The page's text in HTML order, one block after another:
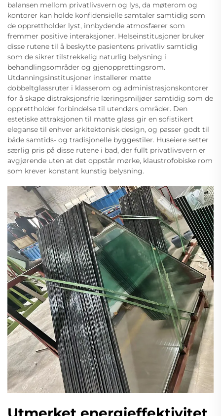
balansen mellom privatlivsvern og lys, da møterom og
kontorer kan holde konfidensielle samtaler samtidig som
de opprettholder lyst, innbydende atmosfærer som
fremmer positive interaksjoner. Helseinstitusjoner bruker
disse rutene til å beskytte pasientens privatliv samtidig
som de sikrer tilstrekkelig naturlig belysning i
behandlingsområder og gjenopprettingsrom.
Utdanningsinstitusjoner installerer matte
dobbeltglassruter i klasserom og administrasjonskontorer
for å skape distraksjonsfrie læringsmiljøer samtidig som de
opprettholder forbindelse til utendørs områder. Den
estetiske attraksjonen til matte glass gir en sofistikert
eleganse til enhver arkitektonisk design, og passer godt til
både samtids- og tradisjonelle byggestiler. Huseiere setter
særlig pris på disse rutene i bad, der fullt privatlivsvern er
avgjørende uten at det oppstår mørke, klaustrofobiske rom
som krever konstant kunstig belysning.